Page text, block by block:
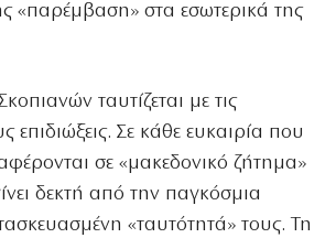
«παρέμβαση» στα εσωτερικά της
ταυτίζεται με τις
επιδιώξεις. Σε κάθε ευκαιρία που
σε «μακεδονικό ζήτημα»
δεκτή από την παγκόσμια
«ταυτότητά» τους. Τη